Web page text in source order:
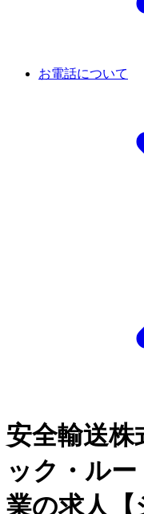
お電話について
安全輸送株
ック・ル
業の求人【